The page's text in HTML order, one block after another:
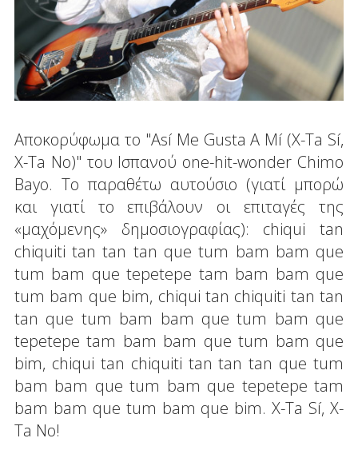
Αποκορύφωμα το "Así Me Gusta A Mí (X-Ta Sí,
X-Ta No)" του Ισπανού one-hit-wonder Chimo
Bayo. Το παραθέτω αυτούσιο (γιατί μπορώ
και γιατί το επιβάλουν οι επιταγές της
«μαχόμενης» δημοσιογραφίας): chiqui tan
chiquiti tan tan tan que tum bam bam que
tum bam que tepetepe tam bam bam que
tum bam que bim, chiqui tan chiquiti tan tan
tan que tum bam bam que tum bam que
tepetepe tam bam bam que tum bam que
bim, chiqui tan chiquiti tan tan tan que tum
bam bam que tum bam que tepetepe tam
bam bam que tum bam que bim. X-Ta Sí, X-
Ta No!